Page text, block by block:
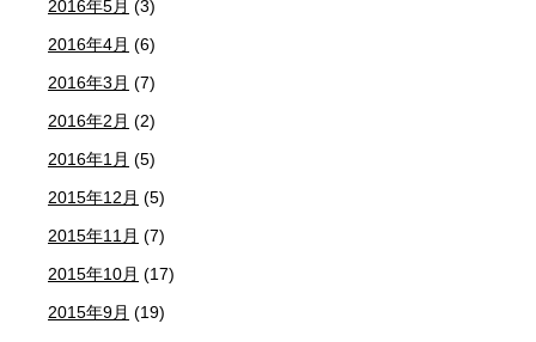
2016年5月 (3)
2016年4月 (6)
2016年3月 (7)
2016年2月 (2)
2016年1月 (5)
2015年12月 (5)
2015年11月 (7)
2015年10月 (17)
2015年9月 (19)